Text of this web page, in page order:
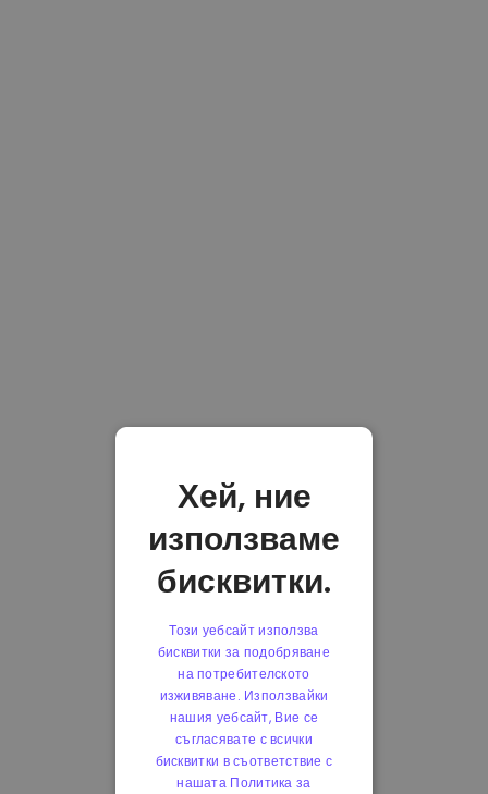
Хей, ние
използваме
бисквитки.
Този уебсайт използва
бисквитки за подобряване
на потребителското
изживяване. Използвайки
нашия уебсайт, Вие се
съгласявате с всички
бисквитки в съответствие с
нашата Политика за